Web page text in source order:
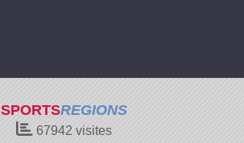
SPORTSREGIONS
67942 visites